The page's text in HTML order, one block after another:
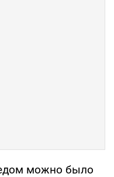
можно было